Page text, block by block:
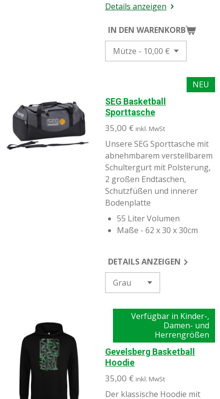
Details anzeigen
IN DEN WARENKORB
NEU
SEG Basketball
Sporttasche
35,00 € inkl. MwSt
Unsere SEG Sporttasche mit
abnehmbarem verstellbarem
Schultergurt mit Polsterung,
2 großen Endtaschen,
Schutzfüßen und innerer
Bodenplatte
55 Liter Volumen
Maße - 62 x 30 x 30cm
DETAILS ANZEIGEN
Verfügbar in Kinder-,
Damen- und
Herrengrößen
Gevelsberg Basketball
Hoodie
35,00 € inkl. MwSt
Der klassische Hoodie mit